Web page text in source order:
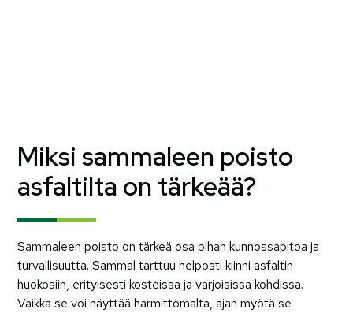
Miksi sammaleen poisto
asfaltilta on tärkeää?
Sammaleen poisto on tärkeä osa pihan kunnossapitoa ja
turvallisuutta. Sammal tarttuu helposti kiinni asfaltin
huokosiin, erityisesti kosteissa ja varjoisissa kohdissa.
Vaikka se voi näyttää harmittomalta, ajan myötä se